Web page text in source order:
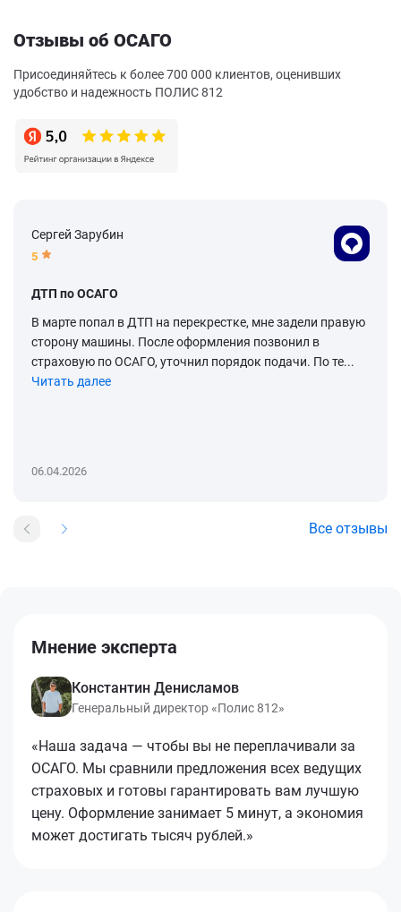
Отзывы об ОСАГО
Присоединяйтесь к более 700 000 клиентов, оценивших
удобство и надежность ПОЛИС 812
Сергей Зарубин
5
ДТП по ОСАГО
В марте попал в ДТП на перекрестке, мне задели правую
сторону машины. После оформления позвонил в
страховую по ОСАГО, уточнил порядок подачи. По те...
Читать далее
06.04.2026
Все отзывы
Мнение эксперта
Константин Денисламов
Генеральный директор «Полис 812»
«Наша задача — чтобы вы не переплачивали за
ОСАГО. Мы сравнили предложения всех ведущих
страховых и готовы гарантировать вам лучшую
цену. Оформление занимает 5 минут, а экономия
может достигать тысяч рублей.»